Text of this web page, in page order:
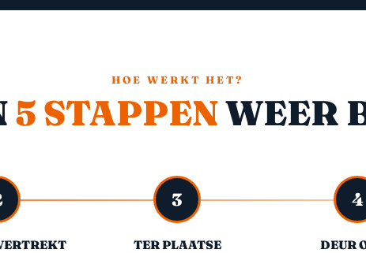
HOE WERKT HET?
5 STAPPENWEER
3
TER PLAATSE
4
DEUR